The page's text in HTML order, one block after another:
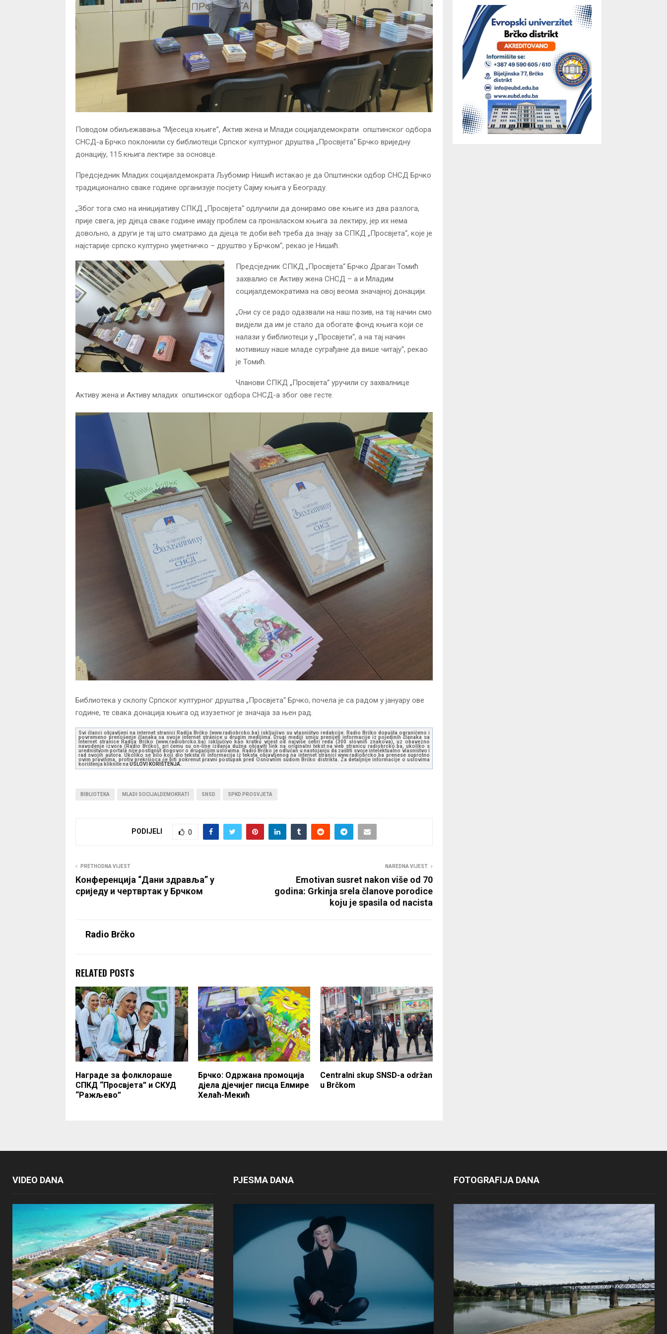
Поводом обиљежавања “Мјесеца књиге”, Актив жена и Млади социјалдемократи општинског одбора
СНСД-а Брчко поклонили су библиотеци Српског културног друштва „Просвјета“ Брчко вриједну
донацију, 115 књига лектире за основце.
Предсједник Младих социјалдемократа Љубомир Нишић истакао је да Општински одбор СНСД Брчко
традиционално сваке године организује посјету Сајму књига у Београду.
„Због тога смо на иницијативу СПКД „Просвјета“ одлучили да донирамо ове књиге из два разлога,
прије свега, јер дјеца сваке године имају проблем са проналаском књига за лектиру, јер их нема
довољно, а други је тај што сматрамо да дјеца те доби већ треба да знају за СПКД „Просвјета“, које је
најстарије српско културно умјетничко – друштво у Брчком“, рекао је Нишић.
Предсједник СПКД „Просвјета“ Брчко Драган Томић
захвалио се Активу жена СНСД – а и Младим
социјалдемократима на овој веома значајној донацији.
„Они су се радо одазвали на наш позив, на тај начин смо
видјели да им је стало да обогате фонд књига који се
налази у библиотеци у „Просвјети“, а на тај начин
мотивишу наше младе суграђане да више читају“, рекао
је Томић.
Чланови СПКД „Просвјета“ уручили су захвалнице
Активу жена и Активу младих општинског одбора СНСД-а због ове гесте.
Библиотека у склопу Српског културног друштва „Просвјета“ Брчко, почела је са радом у јануару ове
године, те свака донација књига од изузетног је значаја за њен рад.
Svi članci objavljeni na internet stranici Radija Brčko (www.radiobrcko.ba) isključivo su vlasništvo redakcije. Radio Brčko dopušta ograničeno i
povremeno prenošenje članaka sa svoje internet stranice u drugim medijima. Drugi mediji smiju prenijeti informacije iz pojedinih članaka sa
Internet stranice Radija Brčko (www.radiobrcko.ba) isključivo kao kratku vijest od najviše četiri reda (300 slovnih znakova), uz obavezno
navođenje izvora (Radio Brčko), pri čemu su on-line izdanja dužna objaviti link na originalni tekst na web stranicu radiobrcko.ba, ukoliko s
uredništvom portala nije postignut dogovor o drugačijim uslovima. Radio Brčko je odlučan u nastojanju da zaštiti svoje intelektualno vlasništvo i
rad svojih autora. Ukoliko se bilo koji dio teksta ili informacija iz teksta objavljenog na internet stranici www.radiobrcko.ba prenese suprotno
ovim pravilima, protiv prekršioca će biti pokrenut pravni postupak pred Osnovnim sudom Brčko distrikta. Za detaljnije informacije o uslovima
korištenja kliknite na USLOVI KORIŠTENJA.
BIBLIOTEKA MLADI SOCIJALDEMOKRATI SNSD SPKD PROSVJETA
PODIJELI 0
PRETHODNA VIJEST
Конференција “Дани здравља” у
сриједу и чертвртак у Брчком
NAREDNA VIJEST
Emotivan susret nakon više od 70
godina: Grkinja srela članove porodice
koju je spasila od nacista
Radio Brčko
RELATED POSTS
Награде за фолклораше
СПКД “Просвјета” и СКУД
“Ражљево”
Брчко: Одржана промоција
дјела дјечијег писца Елмире
Хелаћ-Мекић
Centralni skup SNSD-a održan
u Brčkom
VIDEO DANA PJESMA DANA FOTOGRAFIJA DANA